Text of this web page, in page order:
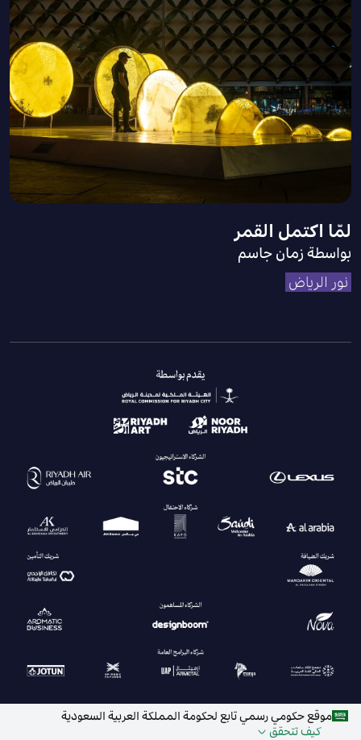
لمّا اكتمل القمر
بواسطة زمان جاسم
نور الرياض
موقع حكومي رسمي تابع لحكومة المملكة العربية السعودية
كيف تتحقق